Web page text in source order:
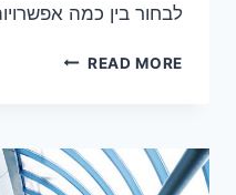
לבחור בין כמה
READ MOREפרגולות